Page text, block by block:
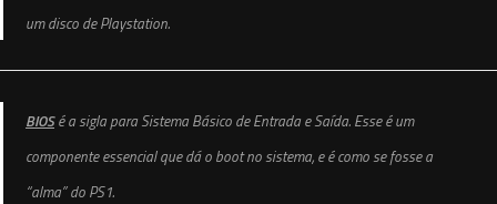
um disco de Playstation.
BIOSé a sigla para Sistema Básico de Entrada e Saída. Esse é um
componente essencial que dá o boot no sistema, e é como se fosse a
“alma” do PS1.